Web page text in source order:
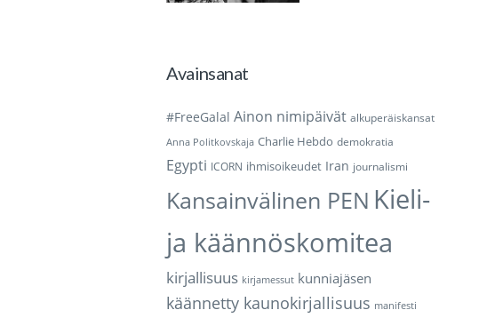
Avainsanat
#FreeGalal Ainon nimipäivät alkuperäiskansat
Anna Politkovskaja Charlie Hebdo demokratia
Egypti ICORN ihmisoikeudet Iran journalismi
Kansainvälinen PEN Kieli-
ja käännöskomitea
kirjallisuus kirjamessut kunniajäsen
käännetty kaunokirjallisuus manifesti